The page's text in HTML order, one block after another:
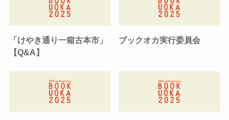
「けやき通り一箱古本市」
【Q&A】
ブックオカ実行委員会